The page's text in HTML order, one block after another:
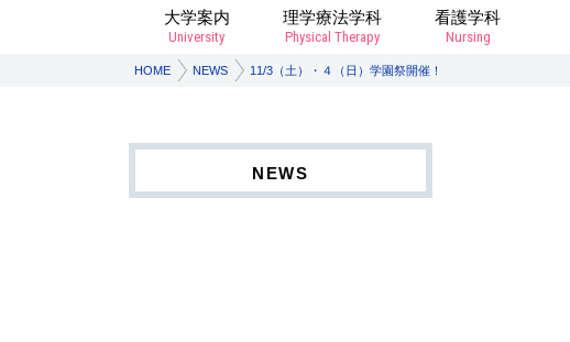
大学案内
University
理学療法学科
Physical Therapy
看護学科
Nursing
HOME NEWS 11/3（土）・４（日）学園祭開催！
NEWS